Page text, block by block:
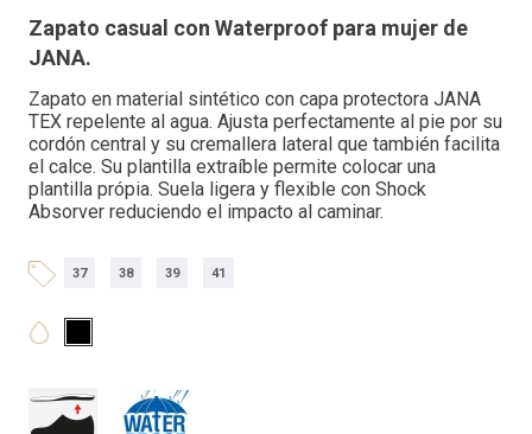
Zapato casual con Waterproof para mujer de
JANA.
Zapato en material sintético con capa protectora JANA
TEX repelente al agua. Ajusta perfectamente al pie por su
cordón central y su cremallera lateral que también facilita
el calce. Su plantilla extraíble permite colocar una
plantilla própia. Suela ligera y flexible con Shock
Absorver reduciendo el impacto al caminar.
37 38 39 41